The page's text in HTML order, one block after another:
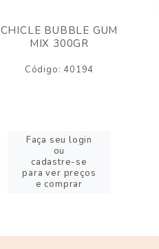
CHICLE BUBBLE GUM
MIX 300GR
Código: 40194
Faça seu login
ou
cadastre-se
para ver preços
e comprar